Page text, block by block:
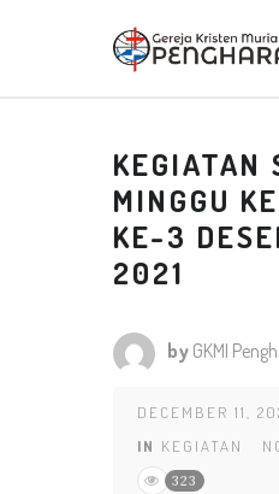
KEGIATAN
MINGGU
KE-3
2021
by GKMI
DECEMBER 11,
IN KEGIATAN
323